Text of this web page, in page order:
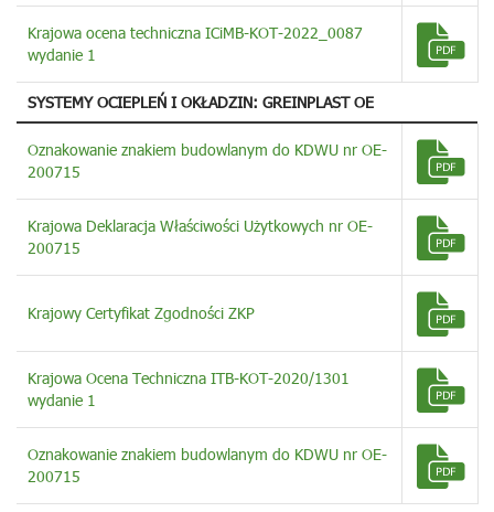
Krajowa ocena techniczna ICiMB-KOT-2022_0087
wydanie 1
SYSTEMY OCIEPLEŃ I OKŁADZIN: GREINPLAST OE
Oznakowanie znakiem budowlanym do KDWU nr OE-
200715
Krajowa Deklaracja Właściwości Użytkowych nr OE-
200715
Krajowy Certyfikat Zgodności ZKP
Krajowa Ocena Techniczna ITB-KOT-2020/1301
wydanie 1
Oznakowanie znakiem budowlanym do KDWU nr OE-
200715